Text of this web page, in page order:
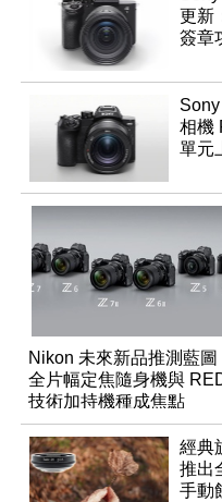
更新
簽章
相機
單元
Nikon 未來新品推測藍圖
全片幅定焦隨身機與
技術加持機種成焦點
經典
推出
手動